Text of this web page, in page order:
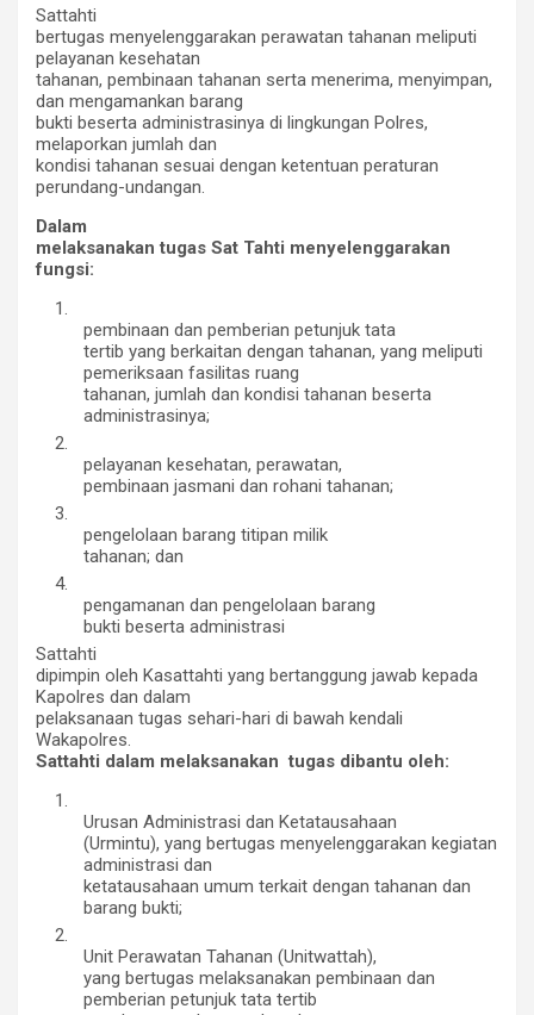
Sattahti
bertugas menyelenggarakan perawatan tahanan meliputi
pelayanan kesehatan
tahanan, pembinaan tahanan serta menerima, menyimpan,
dan mengamankan barang
bukti beserta administrasinya di lingkungan Polres,
melaporkan jumlah dan
kondisi tahanan sesuai dengan ketentuan peraturan
perundang-undangan.
Dalam
melaksanakan tugas Sat Tahti menyelenggarakan
fungsi:
1.
pembinaan dan pemberian petunjuk tata
tertib yang berkaitan dengan tahanan, yang meliputi
pemeriksaan fasilitas ruang
tahanan, jumlah dan kondisi tahanan beserta
administrasinya;
2.
pelayanan kesehatan, perawatan,
pembinaan jasmani dan rohani tahanan;
3.
pengelolaan barang titipan milik
tahanan; dan
4.
pengamanan dan pengelolaan barang
bukti beserta administrasi
Sattahti
dipimpin oleh Kasattahti yang bertanggung jawab kepada
Kapolres dan dalam
pelaksanaan tugas sehari-hari di bawah kendali
Wakapolres.
Sattahti dalam melaksanakan tugas dibantu oleh:
1.
Urusan Administrasi dan Ketatausahaan
(Urmintu), yang bertugas menyelenggarakan kegiatan
administrasi dan
ketatausahaan umum terkait dengan tahanan dan
barang bukti;
2.
Unit Perawatan Tahanan (Unitwattah),
yang bertugas melaksanakan pembinaan dan
pemberian petunjuk tata tertib